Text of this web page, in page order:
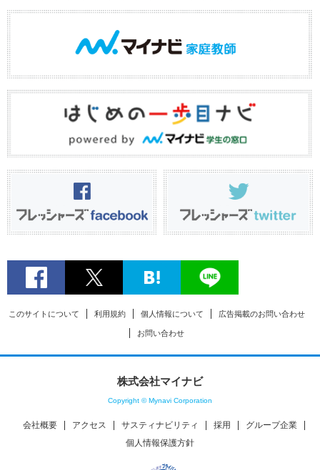
このサイトについて 利用規約 個人情報について 広告掲載のお問い合わせ
お問い合わせ
株式会社マイナビ
Copyright © Mynavi Corporation
会社概要 アクセス サスティナビリティ 採用
グループ企業
個人情報保護方針